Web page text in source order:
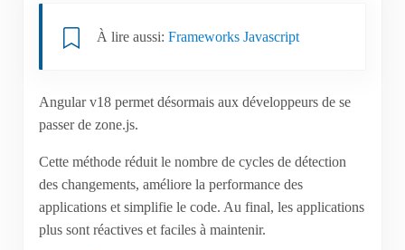
À lire aussi: Frameworks Javascript
Angular v18 permet désormais aux développeurs de se
passer de zone.js.
Cette méthode réduit le nombre de cycles de détection
des changements, améliore la performance des
applications et simplifie le code. Au final, les applications
plus sont réactives et faciles à maintenir.